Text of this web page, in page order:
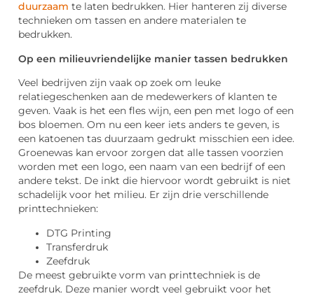
duurzaam te laten bedrukken. Hier hanteren zij diverse
technieken om tassen en andere materialen te
bedrukken.
Op een milieuvriendelijke manier tassen bedrukken
Veel bedrijven zijn vaak op zoek om leuke
relatiegeschenken aan de medewerkers of klanten te
geven. Vaak is het een fles wijn, een pen met logo of een
bos bloemen. Om nu een keer iets anders te geven, is
een katoenen tas duurzaam gedrukt misschien een idee.
Groenewas kan ervoor zorgen dat alle tassen voorzien
worden met een logo, een naam van een bedrijf of een
andere tekst. De inkt die hiervoor wordt gebruikt is niet
schadelijk voor het milieu. Er zijn drie verschillende
printtechnieken:
DTG Printing
Transferdruk
Zeefdruk
De meest gebruikte vorm van printtechniek is de
zeefdruk. Deze manier wordt veel gebruikt voor het